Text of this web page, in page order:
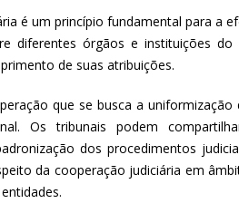
é um princípio fundamental para a
diferentes órgãos e instituições
de suas atribuições.
que se busca a
Os tribunais podem
dos procedimentos
da cooperação judiciária em